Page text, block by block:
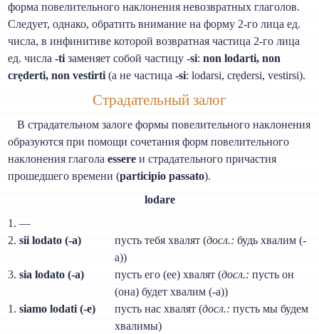
форма повелительного наклонения невозвратных глаголов.
Следует, однако, обратить внимание на форму 2-го лица ед.
числа, в инфинитиве которой возвратная частица 2-го лица
ед. числа-ti заменяет собой частицу-si:non lodarti, non
crẹderti, non vestirti (a не частица-si: lodarsi, crẹdersi, vestirsi).
Страдательный залог
В страдательном залоге формы повелительного наклонения
образуются при помощи сочетания форм повелительного
наклонения глаголаessere и страдательного причастия
прошедшего времени (participio passato).
lodare
1. —
2.sii lodato (-а) пусть тебя хвалят (досл.: будь хвалим (-
а))
3.sia lodato (-а) пусть его (ее) хвалят (досл.: пусть он
(она) будет хвалим (-а))
1.siamo lodati (-e) пусть нас хвалят (досл.: пусть мы будем
хвалимы)